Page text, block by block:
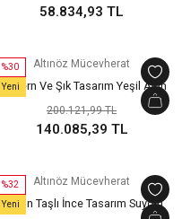
58.834,93 TL
%30
Yeni
Altınöz Mücevherat
Modern Ve Şık Tasarım Yeşil Altın
Bileklik
200.121,99 TL
140.085,39 TL
%32
Yeni
Altınöz Mücevherat
Zirkon Taşlı İnce Tasarım Suyolu